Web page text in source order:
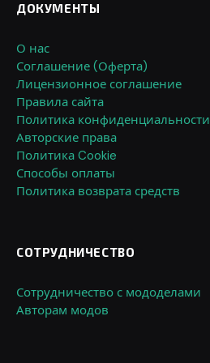
ДОКУМЕНТЫ
О нас
Соглашение (Оферта)
Лицензионное соглашение
Правила сайта
Политика конфиденциальности
Авторские права
Политика Cookie
Способы оплаты
Политика возврата средств
СОТРУДНИЧЕСТВО
Сотрудничество с мододелами
Авторам модов